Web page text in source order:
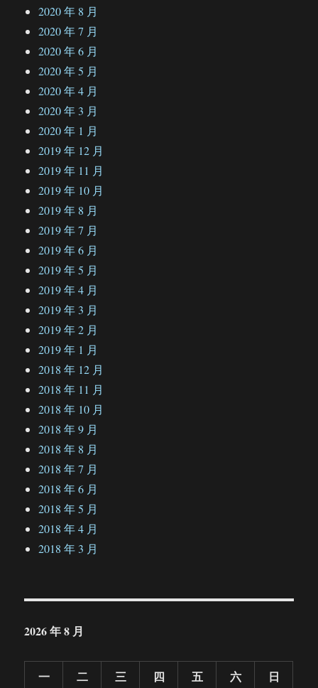
2020 年 8 月
2020 年 7 月
2020 年 6 月
2020 年 5 月
2020 年 4 月
2020 年 3 月
2020 年 1 月
2019 年 12 月
2019 年 11 月
2019 年 10 月
2019 年 8 月
2019 年 7 月
2019 年 6 月
2019 年 5 月
2019 年 4 月
2019 年 3 月
2019 年 2 月
2019 年 1 月
2018 年 12 月
2018 年 11 月
2018 年 10 月
2018 年 9 月
2018 年 8 月
2018 年 7 月
2018 年 6 月
2018 年 5 月
2018 年 4 月
2018 年 3 月
2026 年 8 月
一 二 三 四 五 六 日